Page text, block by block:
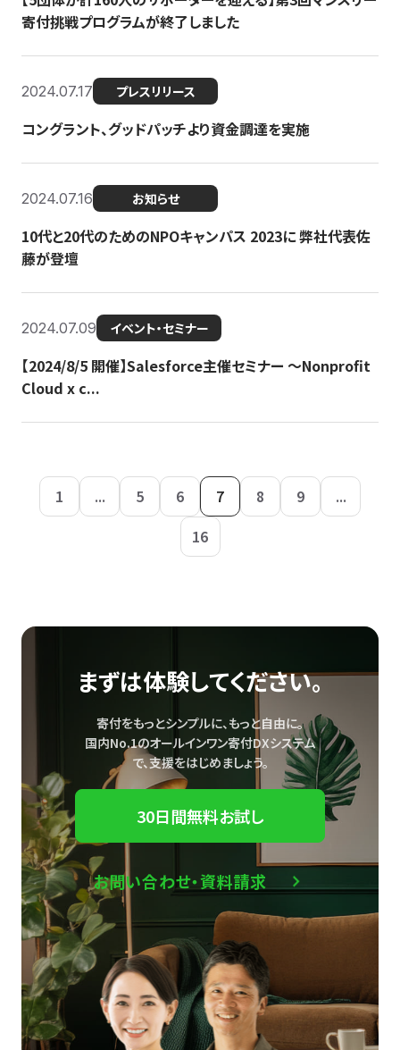
寄付挑戦プログラムが終了しました
2024.07.17 プレスリリース
コングラント、グッドパッチより資金調達を実施
2024.07.16 お知らせ
10代と20代のためのNPOキャンパス 2023に 弊社代表佐
藤が登壇
2024.07.09 イベント・セミナー
【2024/8/5 開催】Salesforce主催セミナー 〜Nonprofit
Cloud x c...
1 ... 5 6 7 8 9
...
16
まずは体験してください。
寄付をもっとシンプルに、もっと自由に。
国内No.1のオールインワン寄付DXシステム
で、支援をはじめましょう。
30日間無料お試し
お問い合わせ・資料請求